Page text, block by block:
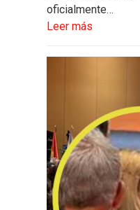
oficialmente…
Leer más